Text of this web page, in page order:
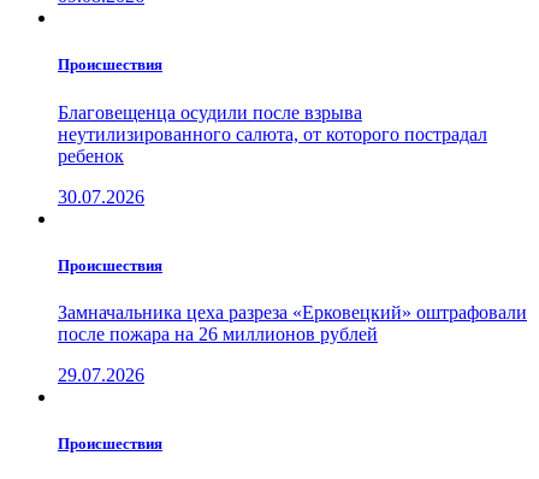
Проиcшествия
Благовещенца осудили после взрыва
неутилизированного салюта, от которого пострадал
ребенок
30.07.2026
Проиcшествия
Замначальника цеха разреза «Ерковецкий» оштрафовали
после пожара на 26 миллионов рублей
29.07.2026
Проиcшествия